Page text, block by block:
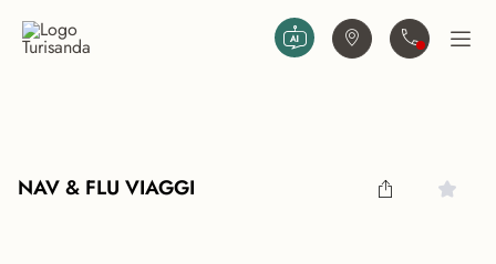
Trova agenziaContattaciApri
NAV & FLU VIAGGI